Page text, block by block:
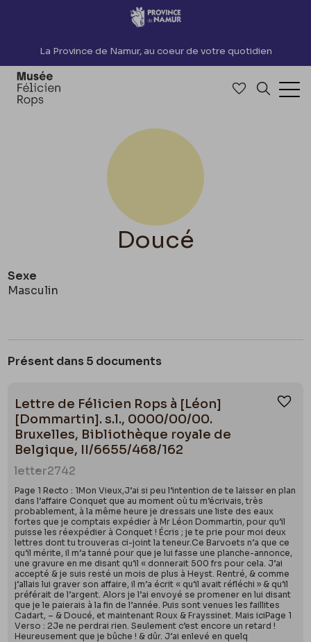
Accèder directement au contenu
La Province de Namur, au coeur de votre quotidien
Accéder à
Doucé
Sexe
Masculin
Présent dans 5 documents
Lettre de Félicien Rops à [Léon]
[Dommartin]. s.l., 0000/00/00.
Bruxelles, Bibliothèque royale de
Belgique, II/6655/468/162
letter2742
Page 1 Recto : 1Mon Vieux,J’ai si peu l’intention de te laisser en plan
dans l’affaire Conquet que au moment où tu m’écrivais, très
probablement, à la même heure je dressais une liste des eaux
fortes que je comptais expédier à Mr Léon Dommartin, pour qu’il
puisse les réexpédier à Conquet ! Écris ; je te prie pour moi deux
lettres dont tu trouveras ci-joint la teneur.Ce Barvoets n’a que ce
qu’il mérite, il m’a tanné pour que je lui fasse une planche-annonce,
une gravure en me disant qu’il « donnerait 500 frs pour cela. J’ai
accepté & je suis resté un mois de plus à Heyst. Rentré, & comme
j’allais lui graver son affaire, il m’a écrit « qu’il avait réfléchi » & qu’il
préférait de l’argent. Alors je l’ai envoyé se promener en lui disant
que je le paierais à la fin de l’année. Puis sont venues les faillites
Cadart, – & Doucé, et maintenant Roux & Frayssinet. Mais iciPage 1
Verso : 2Je ne perdrai rien. Seulement c’est encore un retard !
Heureusement que je bûche ! & dûr. J’ai enlevé en quelq